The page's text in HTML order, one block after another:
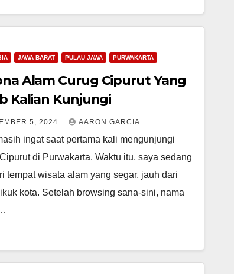
JAWA BARAT PULAU JAWA PURWAKARTA
Alam Curug Cipurut Yang
Kalian Kunjungi
5, 2024 AARON GARCIA
ingat saat pertama kali mengunjungi
di Purwakarta. Waktu itu, saya sedang
tempat wisata alam yang segar, jauh dari
kota. Setelah browsing sana-sini, nama